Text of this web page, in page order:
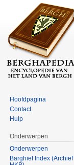
Hoofdpagina
Contact
Hulp
Onderwerpen
Onderwerpen
Barghief Index (Archief